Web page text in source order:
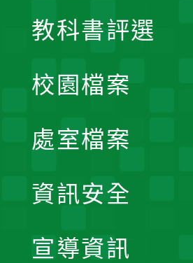
教科書評選
校園檔案
處室檔案
資訊安全
宣導資訊